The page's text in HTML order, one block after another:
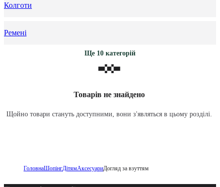
Колготи
Ремені
Ще 10 категорій
Товарів не знайдено
Щойно товари стануть доступними, вони з'являться в цьому розділі.
ГоловнаШопінгДітямАксесуариДогляд за взуттям